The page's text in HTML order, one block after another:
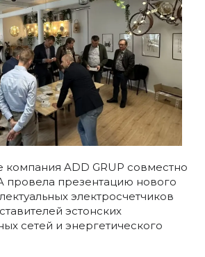
компания ADD GRUP совместно
провела презентацию нового
электросчетчиков
эстонских
сетей и энергетического